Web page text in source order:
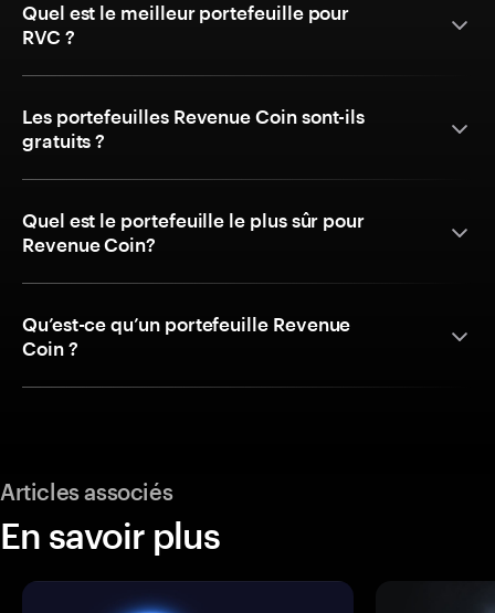
Quel est le meilleur portefeuille pour
RVC ?
Les portefeuilles Revenue Coin sont-ils
gratuits ?
Quel est le portefeuille le plus sûr pour
Revenue Coin?
Qu’est-ce qu’un portefeuille Revenue
Coin ?
Articles associés
En savoir plus